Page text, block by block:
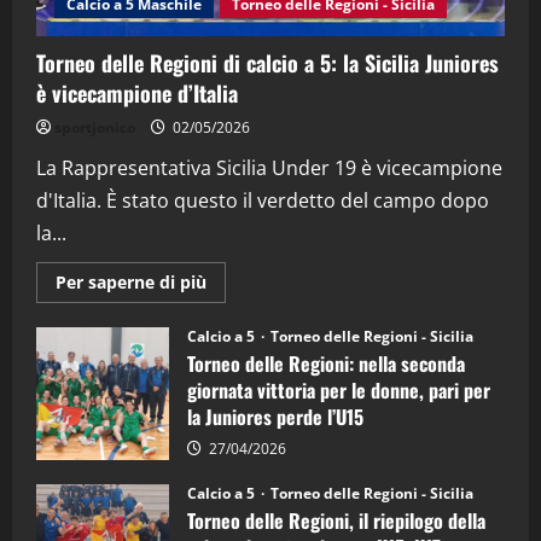
4 15/04/2026
"SportEmpire" in Podcast
“SportEmpire” in Podcast: 26^ Puntata
08/04/2026
Torneo delle Regioni di calcio a 5: la Sicilia Juniores
è vicecampione d’Italia
02/05/2026
La Rappresentativa Sicilia Under 19 è vicecampione
d'Italia. È stato questo il verdetto del campo dopo
la...
Per saperne di più
informazioni
Torneo
delle
Regioni
di
calcio
a
5:
la
Juniores
è
vicecampione
d’Italia
Calcio a 5 Torneo delle Regioni - Sicilia
Torneo delle Regioni: nella seconda
giornata vittoria per le donne, pari per
la Juniores perde l’U15
27/04/2026
Calcio a 5 Torneo delle Regioni - Sicilia
Torneo delle Regioni, il riepilogo della